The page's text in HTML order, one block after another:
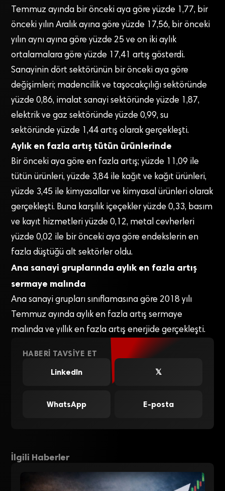
Temmuz ayında bir önceki aya göre yüzde 1,77, bir
önceki yılın Aralık ayına göre yüzde 17,56, bir önceki
yılın aynı ayına göre yüzde 25 ve on iki aylık
ortalamalara göre yüzde 17,41 artış gösterdi.
Sanayinin dört sektörünün bir önceki aya göre
değişimleri; madencilik ve taşocakçılığı sektöründe
yüzde 0,86, imalat sanayi sektöründe yüzde 1,87,
elektrik ve gaz sektöründe yüzde 0,99, su
sektöründe yüzde 1,44 artış olarak gerçekleşti.
Aylık en fazla artış tütün ürünlerinde
Bir önceki aya göre en fazla artış; yüzde 11,09 ile
tütün ürünleri, yüzde 3,84 ile kağıt ve kağıt ürünleri,
yüzde 3,45 ile kimyasallar ve kimyasal ürünleri olarak
gerçekleşti. Buna karşılık içeçekler yüzde 0,33, basım
ve kayıt hizmetleri yüzde 0,12, metal cevherleri
yüzde 0,02 ile bir önceki aya göre endekslerin en
fazla düştüğü alt sektörler oldu.
Ana sanayi gruplarında aylık en fazla artış
sermaye malında
Ana sanayi grupları sınıflamasına göre 2018 yılı
Temmuz ayında aylık en fazla artış sermaye
malında ve yıllık en fazla artış enerjide gerçekleşti.
HABERI TAVSIYE ET
LinkedIn
𝕏
WhatsApp E-posta
İlgili Haberler